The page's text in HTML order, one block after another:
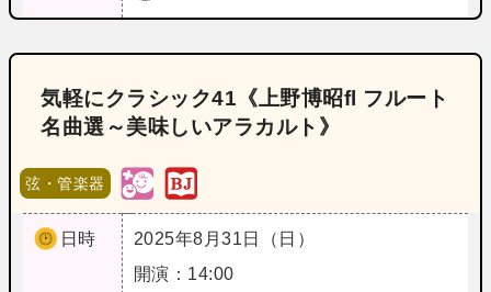
気軽にクラシック41《上野博昭fl フルート
名曲選～美味しいアラカルト》
弦・管楽器
日時
2025年8月31日（日）
開演：14:00